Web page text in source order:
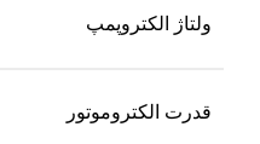
ولتاژ الکتروپمپ
قدرت الکتروموتور